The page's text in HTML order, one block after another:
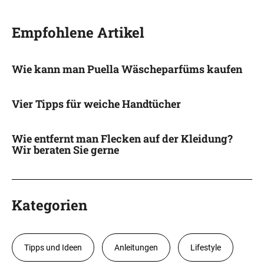
Empfohlene Artikel
Wie kann man Puella Wäscheparfüms kaufen
Vier Tipps für weiche Handtücher
Wie entfernt man Flecken auf der Kleidung?
Wir beraten Sie gerne
Kategorien
Tipps und Ideen Anleitungen Lifestyle